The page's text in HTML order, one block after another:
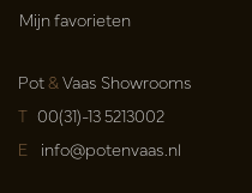
Mijn favorieten
Pot&Vaas Showrooms
T 00(31)-13 5213002
E info@potenvaas.nl